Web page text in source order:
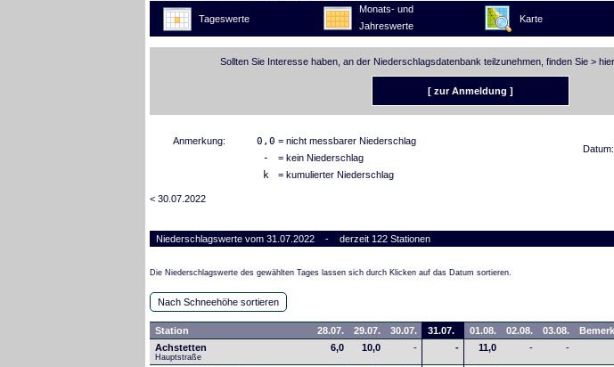
Tageswerte
Monats- und
Jahreswerte
Karte
Sollten Sie Interesse haben, an der Niederschlagsdatenbank teilzunehmen, finden Sie > hier
[ zur Anmeldung ]
Datum:
Anmerkung: 0,0 = nicht messbarer Niederschlag
- = kein Niederschlag
k = kumulierter Niederschlag
< 30.07.2022
Niederschlagswerte vom 31.07.2022 - derzeit 122 Stationen
Die Niederschlagswerte des gewählten Tages lassen sich durch Klicken auf das Datum sortieren.
Nach Schneehöhe sortieren
Station 28.07. 29.07. 30.07. 31.07. 01.08. 02.08. 03.08.
Achstetten
Hauptstraße
6,0 10,0 - - 11,0 - -